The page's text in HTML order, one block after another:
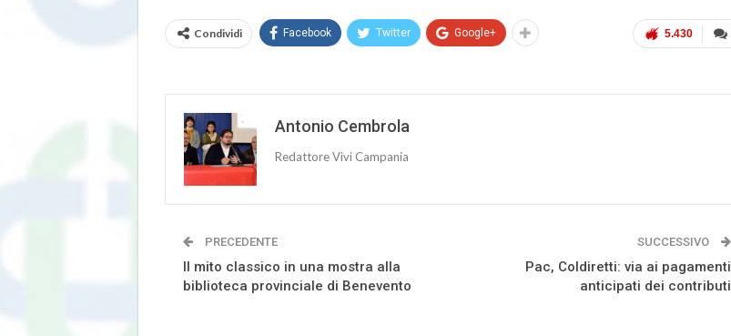
5.430
Condividi Facebook Twitter Google+
Antonio Cembrola
Redattore Vivi Campania
PRECEDENTE
Il mito classico in una mostra alla
biblioteca provinciale di Benevento
SUCCESSIVO
Pac, Coldiretti: via ai pagamenti
anticipati dei contributi